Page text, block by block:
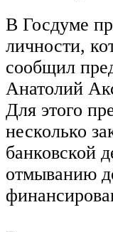
В Госдуме
личности,
сообщил
Анатолий
Для этого
несколько
банковской
отмыванию